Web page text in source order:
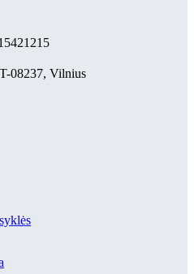
08237, Vilnius